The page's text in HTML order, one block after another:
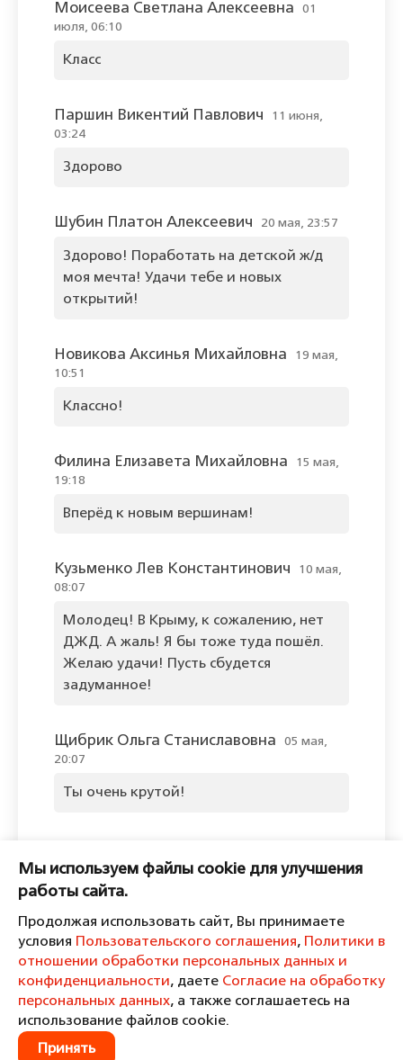
Моисеева Светлана Алексеевна
01
июля, 06:10
Класс
Паршин Викентий Павлович
11 июня,
03:24
Здорово
Шубин Платон Алексеевич 20 мая, 23:57
Здорово! Поработать на детской ж/д
моя мечта! Удачи тебе и новых
открытий!
Новикова Аксинья Михайловна
19 мая,
10:51
Классно!
Филина Елизавета Михайловна
15 мая,
19:18
Вперёд к новым вершинам!
Кузьменко Лев Константинович
10 мая,
08:07
Молодец! В Крыму, к сожалению, нет
ДЖД. А жаль! Я бы тоже туда пошёл.
Желаю удачи! Пусть сбудется
задуманное!
Щибрик Ольга Станиславовна
05 мая,
20:07
Ты очень крутой!
Пожалуйста, войдите, чтобы
комментировать.
Пользовательское соглашение
Политика в отношении обработки персональных данных и
Согласие на обработку персональных данных
Мы используем файлы cookie для улучшения
работы сайта.
Продолжая использовать сайт, Вы принимаете
условия Пользовательского соглашения, Политики в
отношении обработки персональных данных и
конфиденциальности, даете Согласие на обработку
персональных данных, а также соглашаетесь на
использование файлов cookie.
Принять